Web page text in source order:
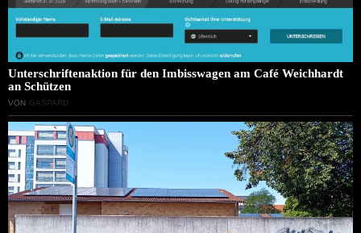
Unterschriftenaktion für den Imbisswagen am Café Weichhardt
an Schützen
VON GASPARD